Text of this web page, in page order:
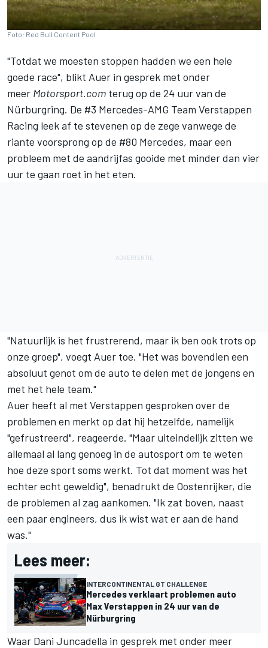
Foto: Red Bull Content Pool
"Totdat we moesten stoppen hadden we een hele
goede race", blikt Auer in gesprek met onder
meer Motorsport.com terug op de 24 uur van de
Nürburgring. De #3 Mercedes-AMG Team Verstappen
Racing leek af te stevenen op de zege vanwege de
riante voorsprong op de #80 Mercedes, maar een
probleem met de aandrijfas gooide met minder dan vier
uur te gaan roet in het eten.
"Natuurlijk is het frustrerend, maar ik ben ook trots op
onze groep", voegt Auer toe. "Het was bovendien een
absoluut genot om de auto te delen met de jongens en
met het hele team."
Auer heeft al met Verstappen gesproken over de
problemen en merkt op dat hij hetzelfde, namelijk
"gefrustreerd", reageerde. "Maar uiteindelijk zitten we
allemaal al lang genoeg in de autosport om te weten
hoe deze sport soms werkt. Tot dat moment was het
echter echt geweldig", benadrukt de Oostenrijker, die
de problemen al zag aankomen. "Ik zat boven, naast
een paar engineers, dus ik wist wat er aan de hand
was."
Lees meer:
INTERCONTINENTAL GT CHALLENGE
Mercedes verklaart problemen auto
Max Verstappen in 24 uur van de
Nürburgring
Waar Dani Juncadella in gesprek met onder meer